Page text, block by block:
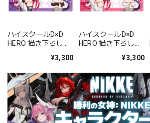
ハイスクールD×D
HERO 描き下ろしラ
ス・グレモリー&姫
¥3,300
ハイスクールD×D
HERO 描き下ろしラ
ス・グレモリー&姫
¥3,300